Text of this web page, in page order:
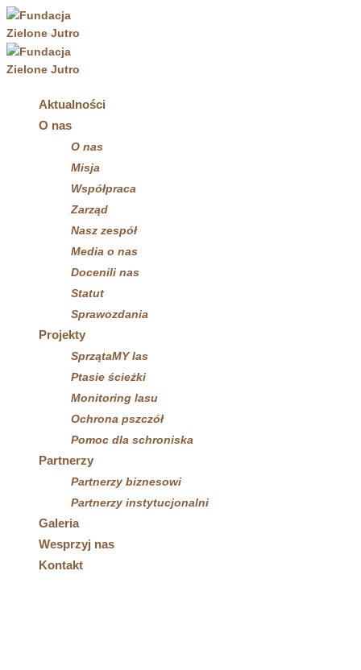
Aktualności
O nas
O nas
Misja
Współpraca
Zarząd
Nasz zespół
Media o nas
Docenili nas
Statut
Sprawozdania
Projekty
SprzątaMY las
Ptasie ścieżki
Monitoring lasu
Ochrona pszczół
Pomoc dla schroniska
Partnerzy
Partnerzy biznesowi
Partnerzy instytucjonalni
Galeria
Wesprzyj nas
Kontakt